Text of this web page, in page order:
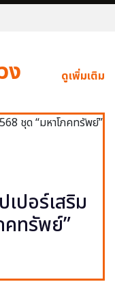
ง ดูเพิ่มเติม
ปอร์เสริม
คทรัพย์”